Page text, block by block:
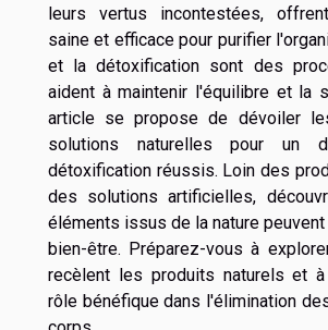
leurs vertus incontestées,
saine et efficace pour purifier
et la détoxification sont des
aident à maintenir l'équilibre et la
article se propose de dévoiler
solutions naturelles pour un
détoxification réussis. Loin des
des solutions artificielles,
éléments issus de la nature
bien-être. Préparez-vous à
recèlent les produits naturels et
rôle bénéfique dans l'élimination